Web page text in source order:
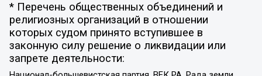
* Перечень общественных объединений и
религиозных организаций в отношении
которых судом принято вступившее в
законную силу решение о ликвидации или
запрете деятельности: